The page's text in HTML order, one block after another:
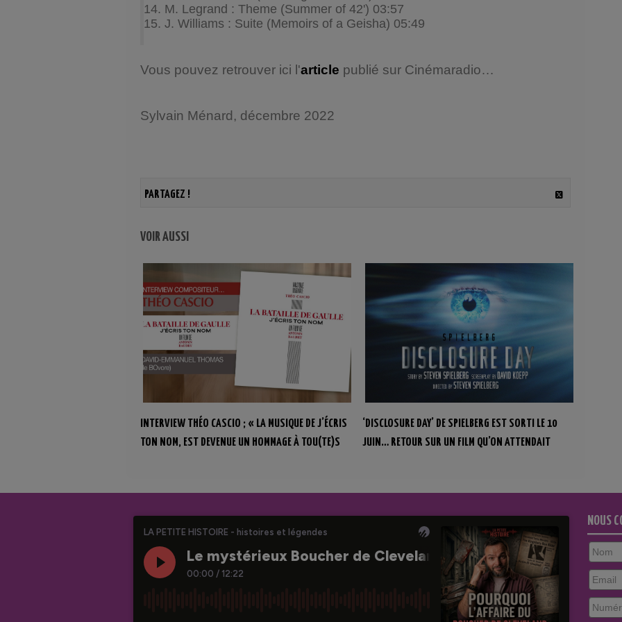
14. M. Legrand : Theme (Summer of 42') 03:57
15. J. Williams : Suite (Memoirs of a Geisha) 05:49
Vous pouvez retrouver ici l'article publié sur Cinémaradio…
Sylvain Ménard, décembre 2022
PARTAGEZ !
VOIR AUSSI
INTERVIEW THÉO CASCIO ; « LA MUSIQUE DE J’ÉCRIS
TON NOM, EST DEVENUE UN HOMMAGE À TOU(TE)S
‘DISCLOSURE DAY’ DE SPIELBERG EST SORTI LE 10
JUIN… RETOUR SUR UN FILM QU’ON ATTENDAIT
NOUS